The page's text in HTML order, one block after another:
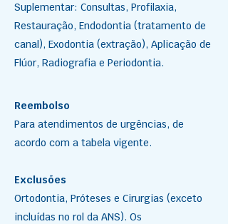
Suplementar: Consultas, Profilaxia,
Restauração, Endodontia (tratamento de
canal), Exodontia (extração), Aplicação de
Flúor, Radiografia e Periodontia.
Reembolso
Para atendimentos de urgências, de
acordo com a tabela vigente.
Exclusões
Ortodontia, Próteses e Cirurgias (exceto
incluídas no rol da ANS). Os